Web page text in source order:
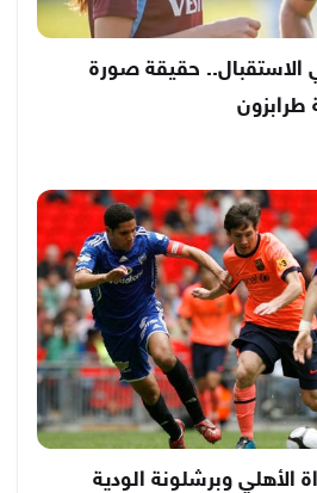
الاستقبال.. حقيقة صورة
الأهلي وبرشلونة الودية